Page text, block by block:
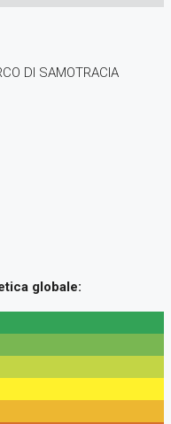
DI SAMOTRACIA
globale: